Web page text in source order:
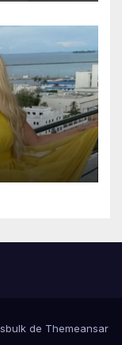
estatua
de Themeansar